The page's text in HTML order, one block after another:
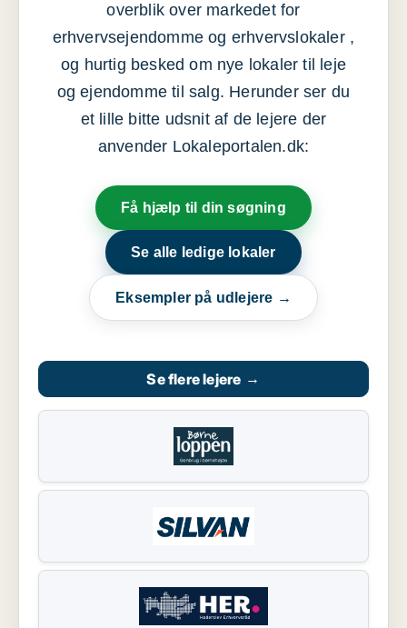
overblik over markedet for
erhvervsejendomme og erhvervslokaler ,
og hurtig besked om nye lokaler til leje
og ejendomme til salg. Herunder ser du
et lille bitte udsnit af de lejere der
anvender Lokaleportalen.dk:
Få hjælp til din søgning
Se alle ledige lokaler
Eksempler på udlejere →
Se flere lejere →